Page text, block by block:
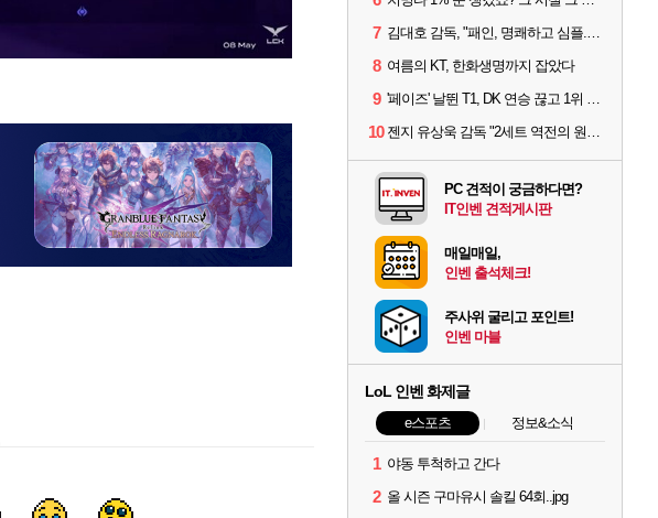
7 김대호 감독, "패인, 명쾌하고 심플...다시 힘낼 수 있어"
8 여름의 KT, 한화생명까지 잡았다
9 '페이즈' 날뛴 T1, DK 연승 끊고 1위 지켜
10 젠지 유상욱 감독 "2세트 역전의 원인...너무 급했다"
PC 견적이 궁금하다면?
IT인벤 견적게시판
매일매일,
인벤 출석체크!
주사위 굴리고 포인트!
인벤 마블
LoL 인벤 화제글
e스포츠 정보&소식
1 야동 투척하고 간다
2 올 시즌 구마유시 솔킬 64회..jpg